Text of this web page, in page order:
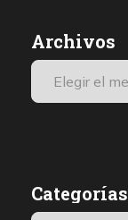
Archivos
Categorías